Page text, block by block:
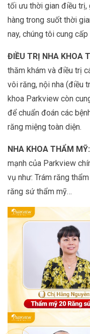
tối ưu thời gian điều trị,
hàng trong suốt thời
nay, chúng tôi cung
ĐIỀU TRỊ NHA KHOA
thăm khám và điều trị
vôi răng, nội nha (điều
khoa Parkview còn
để chuẩn đoán các
răng miệng toàn diện.
NHA KHOA THẨM MỸ:
mạnh của Parkview
vụ như: Trám răng
răng sứ thẩm mỹ…